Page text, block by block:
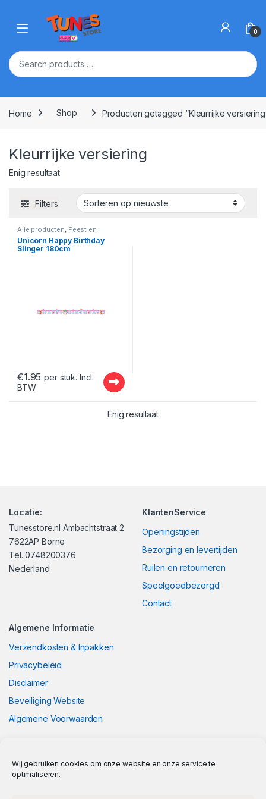
Wij gebruiken cookies om onze website en onze service te
optimaliseren.
Open 0
Home Shop Producten getagged “Kleurrijke
Kleurrijke versiering
Enig resultaat
Filters
Alle producten, Feest en
Verjaardag , Unicorn
Unicorn Happy Birthday
Slinger 180cm
€1.95 per stuk. Incl.
BTW
Enig resultaat
Locatie:
Tunesstore.nl Ambachtstraat 2
7622AP Borne
Tel. 0748200376
Nederland
KlantenService
Openingstijden
Bezorging en levertijden
Ruilen en retourneren
Speelgoedbezorgd
Contact
Algemene Informatie
Verzendkosten & Inpakken
Privacybeleid
Disclaimer
Beveiliging Website
Algemene Voorwaarden